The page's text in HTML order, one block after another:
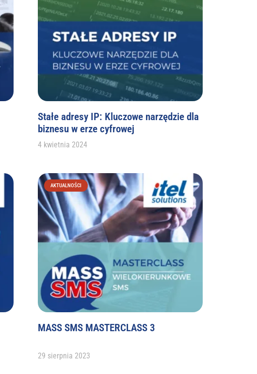
Stałe adresy IP: Kluczowe narzędzie dla
biznesu w erze cyfrowej
4 kwietnia 2024
AKTUALNOŚCI
MASS SMS MASTERCLASS 3
29 sierpnia 2023